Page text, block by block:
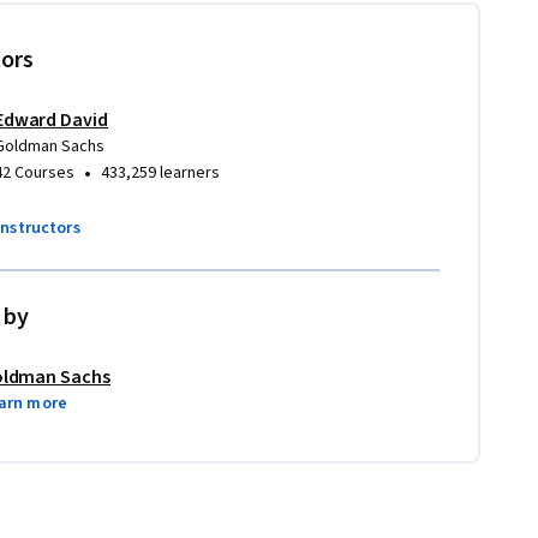
David
Sachs
Courses • 433,259 learners
Sachs
more